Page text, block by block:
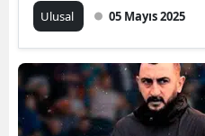
Ulusal 05 Mayıs 2025